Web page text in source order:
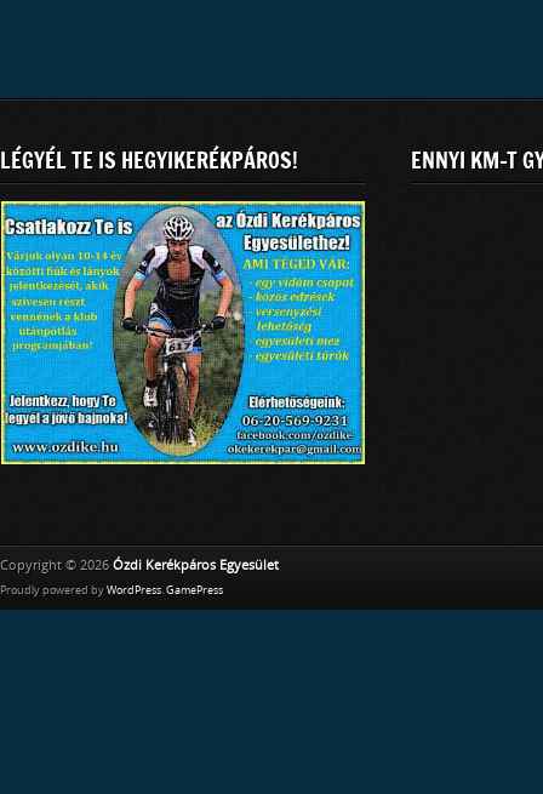
LÉGYÉL TE IS HEGYIKERÉKPÁROS! ENNYI KM-T
Copyright © 2026 Ózdi Kerékpáros Egyesület
Proudly powered by WordPress. GamePress